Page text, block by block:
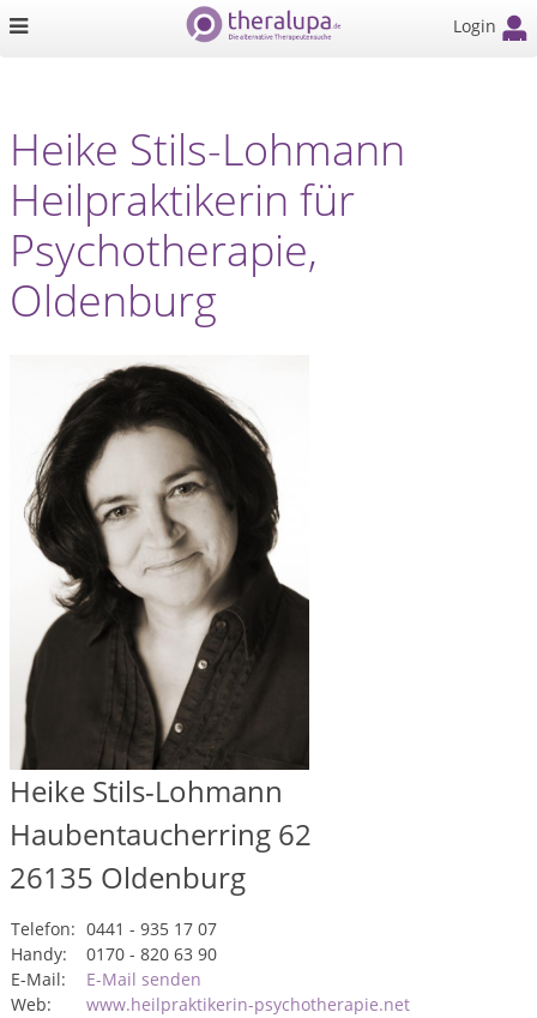
Login
Heike Stils-Lohmann
Heilpraktikerin für
Psychotherapie,
Oldenburg
Heike Stils-Lohmann
Haubentaucherring 62
26135 Oldenburg
Telefon: 0441 - 935 17 07
Handy:
0170 - 820 63 90
E-Mail:
E-Mail senden
Web:
www.heilpraktikerin-psychotherapie.net